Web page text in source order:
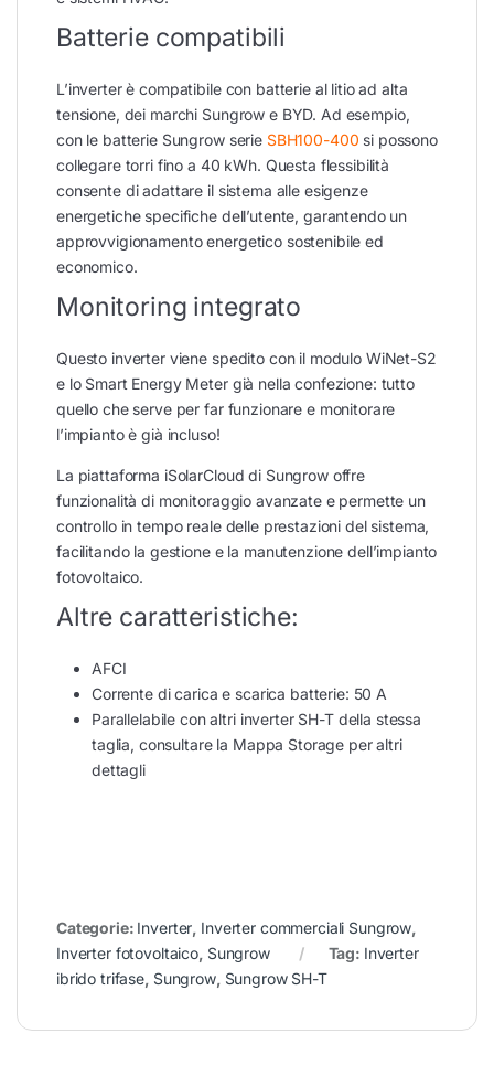
Batterie compatibili
L’inverter è compatibile con batterie al litio ad alta
tensione, dei marchi Sungrow e BYD. Ad esempio,
con le batterie Sungrow serie SBH100-400 si possono
collegare torri fino a 40 kWh. Questa flessibilità
consente di adattare il sistema alle esigenze
energetiche specifiche dell’utente, garantendo un
approvvigionamento energetico sostenibile ed
economico.
Monitoring integrato
Questo inverter viene spedito con il modulo WiNet-S2
e lo Smart Energy Meter già nella confezione: tutto
quello che serve per far funzionare e monitorare
l’impianto è già incluso!
La piattaforma iSolarCloud di Sungrow offre
funzionalità di monitoraggio avanzate e permette un
controllo in tempo reale delle prestazioni del sistema,
facilitando la gestione e la manutenzione dell’impianto
fotovoltaico.
Altre caratteristiche:
AFCI
Corrente di carica e scarica batterie: 50 A
Parallelabile con altri inverter SH-T della stessa
taglia, consultare la Mappa Storage per altri
dettagli
Categorie: Inverter, Inverter commerciali Sungrow,
Inverter fotovoltaico, Sungrow Tag: Inverter
ibrido trifase, Sungrow, Sungrow SH-T